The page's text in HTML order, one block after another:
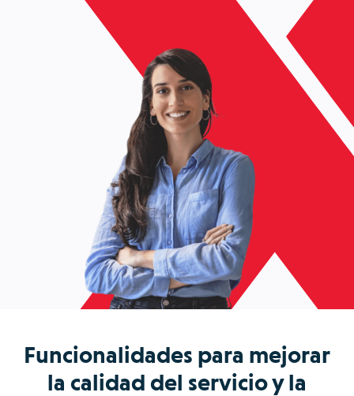
Funcionalidades para mejorar
la calidad del servicio y la